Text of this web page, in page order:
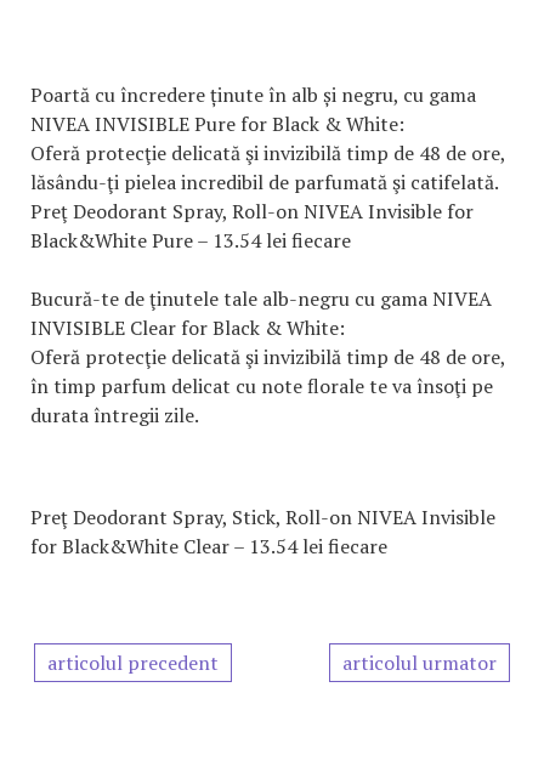
Poartă cu încredere ținute în alb și negru, cu gama
NIVEA INVISIBLE Pure for Black & White:
Oferă protecţie delicată şi invizibilă timp de 48 de ore,
lăsându-ţi pielea incredibil de parfumată şi catifelată.
Preţ Deodorant Spray, Roll-on NIVEA Invisible for
Black&White Pure – 13.54 lei fiecare
Bucură-te de ţinutele tale alb-negru cu gama NIVEA
INVISIBLE Clear for Black & White:
Oferă protecţie delicată şi invizibilă timp de 48 de ore,
în timp parfum delicat cu note florale te va însoţi pe
durata întregii zile.
Preţ Deodorant Spray, Stick, Roll-on NIVEA Invisible
for Black&White Clear – 13.54 lei fiecare
articolul precedent articolul urmator